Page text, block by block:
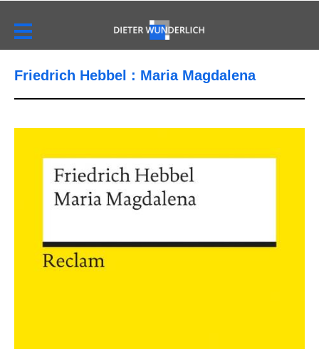
Friedrich Hebbel : Maria Magdalena